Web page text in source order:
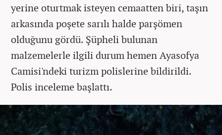
yerine oturtmak isteyen cemaatten biri, taşın
arkasında poşete sarılı halde parşömen
olduğunu gördü. Şüpheli bulunan
malzemelerle ilgili durum hemen Ayasofya
Camisi'ndeki turizm polislerine bildirildi.
Polis inceleme başlattı.